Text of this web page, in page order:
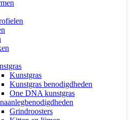
Kunstgras
Kunstgras benodigdheden
One DNA kunstgras
Grindroosters